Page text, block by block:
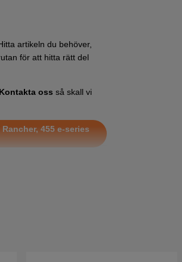
artikeln du behöver,
för att hitta rätt del
Kontakta oss så skall vi
455 e-series